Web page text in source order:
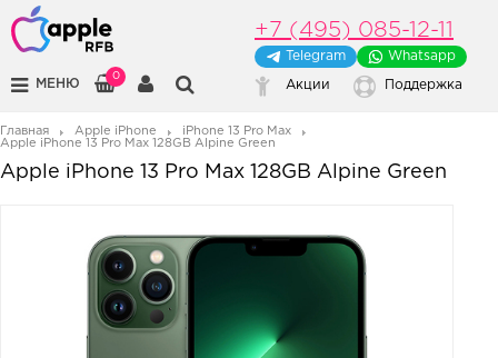
МЕНЮ
0
+7 (495) 085-12-11
Telegram Whatsapp
Акции Поддержка
Главная Apple iPhone
iPhone 13 Pro Max
Apple iPhone 13 Pro Max 128GB Alpine Green
Apple iPhone 13 Pro Max 128GB Alpine Green